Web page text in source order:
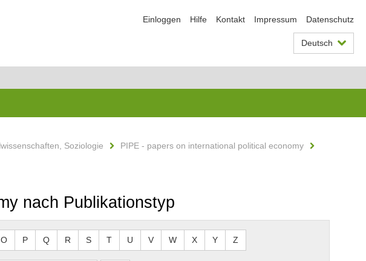
Einloggen Hilfe Kontakt Impressum Datenschutz
Deutsch
Soziologie
PIPE - papers on international political economy
nach Publikationstyp
O P Q R S T U V W X Y Z